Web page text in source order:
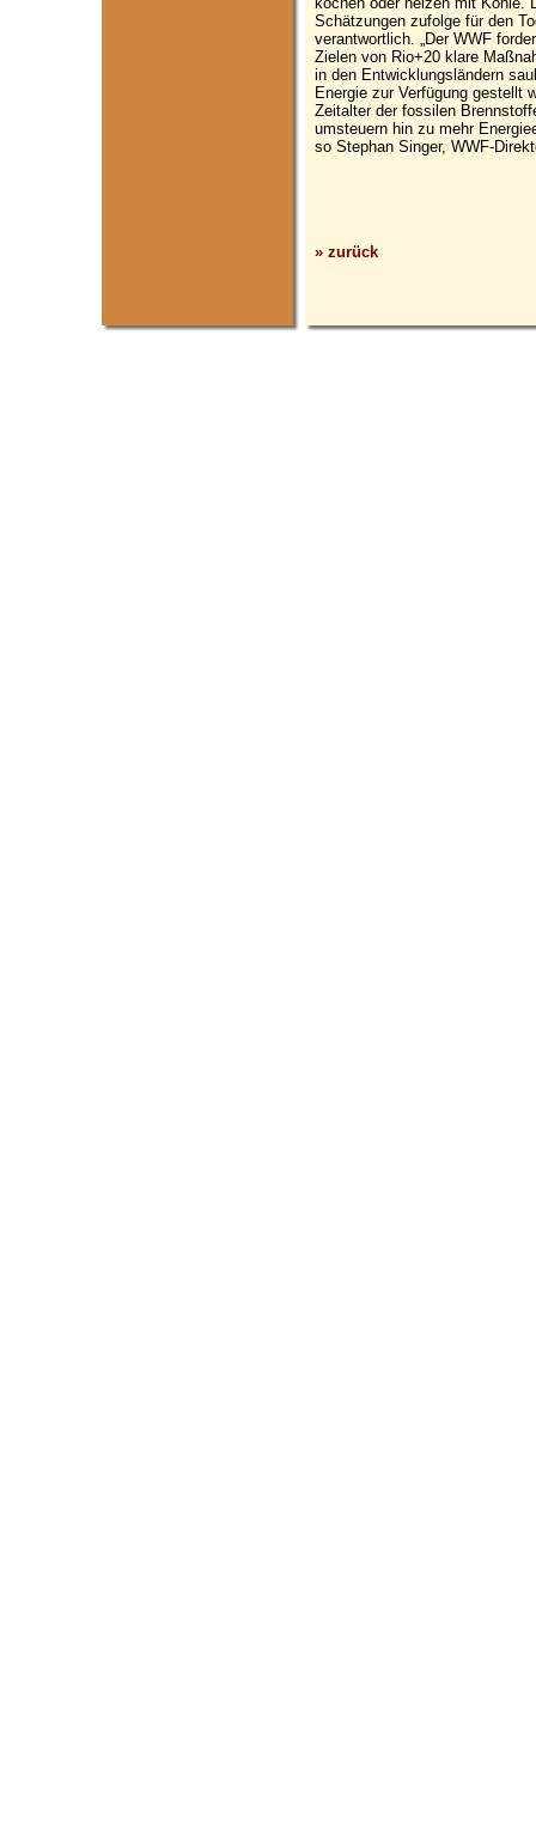
Schätzungen zufolge für den
verantwortlich. „Der WWF
Zielen von Rio+20 klare
in den Entwicklungsländern
Energie zur Verfügung gestellt
Zeitalter der fossilen
umsteuern hin zu mehr
so Stephan Singer, WWF-
» zurück